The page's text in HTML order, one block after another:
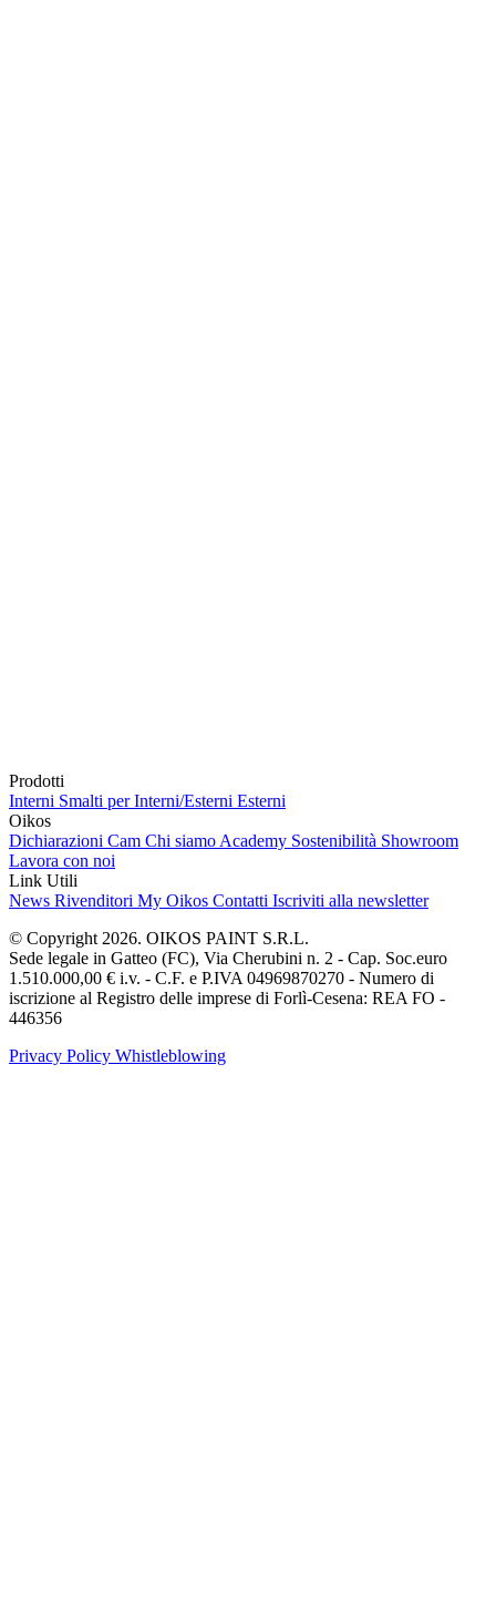
Prodotti
Interni Smalti per Interni/Esterni Esterni
Oikos
Dichiarazioni Cam Chi siamo Academy Sostenibilità Showroom
Lavora con noi
Link Utili
News Rivenditori My Oikos Contatti Iscriviti alla newsletter
© Copyright 2026. OIKOS PAINT S.R.L.
Sede legale in Gatteo (FC), Via Cherubini n. 2 - Cap. Soc.euro
1.510.000,00 € i.v. - C.F. e P.IVA 04969870270 - Numero di
iscrizione al Registro delle imprese di Forlì-Cesena: REA FO -
446356
Privacy Policy Whistleblowing